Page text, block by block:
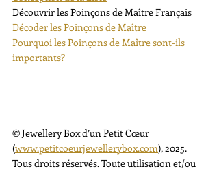
Découvrir les Poinçons de Maître Français
Décoder les Poinçons de Maître
Pourquoi les Poinçons de Maître sont-ils
importants?
© Jewellery Box d’un Petit Cœur
(www.petitcoeurjewellerybox.com), 2025.
Tous droits réservés. Toute utilisation et/ou